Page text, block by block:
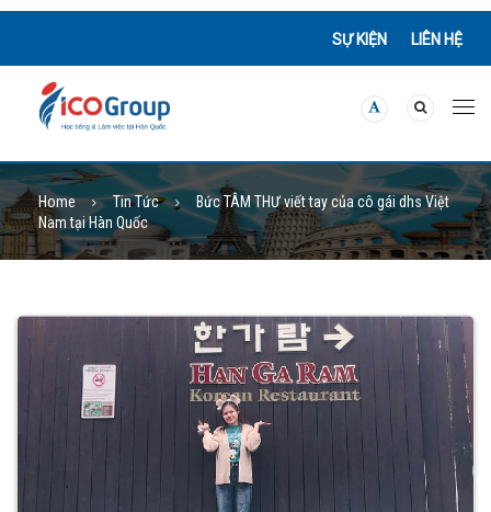
SỰ KIỆN LIÊN HỆ
Home Tin Tức
Bức TÂM THƯ viết tay của cô gái dhs Việt
Nam tại Hàn Quốc